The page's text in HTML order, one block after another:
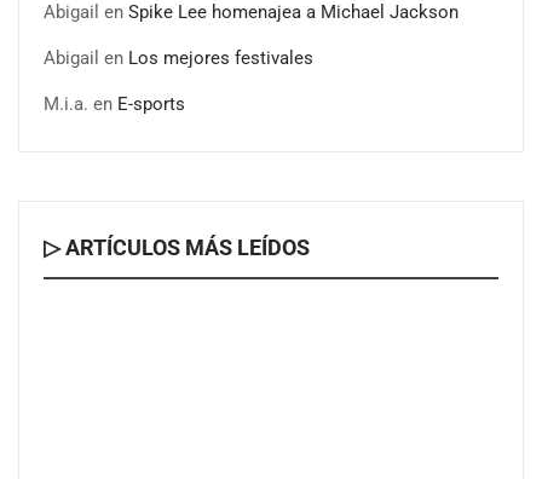
Abigail en Spike Lee homenajea a Michael Jackson
Abigail en Los mejores festivales
M.i.a. en E-sports
▷ ARTÍCULOS MÁS LEÍDOS